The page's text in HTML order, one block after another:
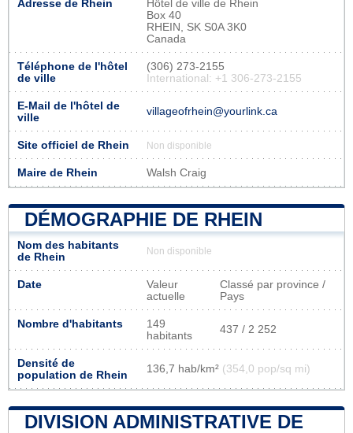
Adresse de Rhein
Hôtel de ville de Rhein
Box 40
RHEIN, SK S0A 3K0
Canada
Téléphone de l'hôtel
de ville
(306) 273-2155
International: +1 306-273-2155
E-Mail de l'hôtel de
ville
villageofrhein@yourlink.ca
Site officiel de Rhein Non disponible
Maire de Rhein Walsh Craig
DÉMOGRAPHIE DE RHEIN
Nom des habitants
de Rhein
Non disponible
Date
Valeur
actuelle
Classé par province /
Pays
Nombre d'habitants
149
habitants
437 / 2 252
Densité de
population de Rhein
136,7 hab/km² (354,0 pop/sq mi)
DIVISION ADMINISTRATIVE DE